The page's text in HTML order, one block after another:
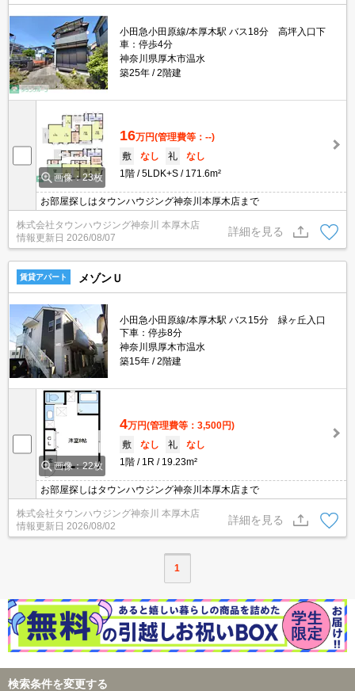
小田急小田原線/本厚木駅 バス18分 高坪入口下
車：停歩4分
神奈川県厚木市温水
築25年
2階建
画像：23枚
16万円(管理費等：--)
敷
なし 礼
なし
1階
5LDK+S 171.6m²
お部屋探しはタウンハウジング神奈川本厚木店まで
株式会社タウンハウジング神奈川 本厚木店
情報更新日 2026/08/07
詳細を見る
賃貸アパート メゾンＵ
小田急小田原線/本厚木駅 バス15分 緑ヶ丘入口
下車：停歩8分
神奈川県厚木市温水
築15年
2階建
画像：22枚
4万円(管理費等：3,500円)
敷
なし 礼
なし
1階
1R 19.23m²
お部屋探しはタウンハウジング神奈川本厚木店まで
株式会社タウンハウジング神奈川 本厚木店
情報更新日 2026/08/02
詳細を見る
1
検索条件を変更する